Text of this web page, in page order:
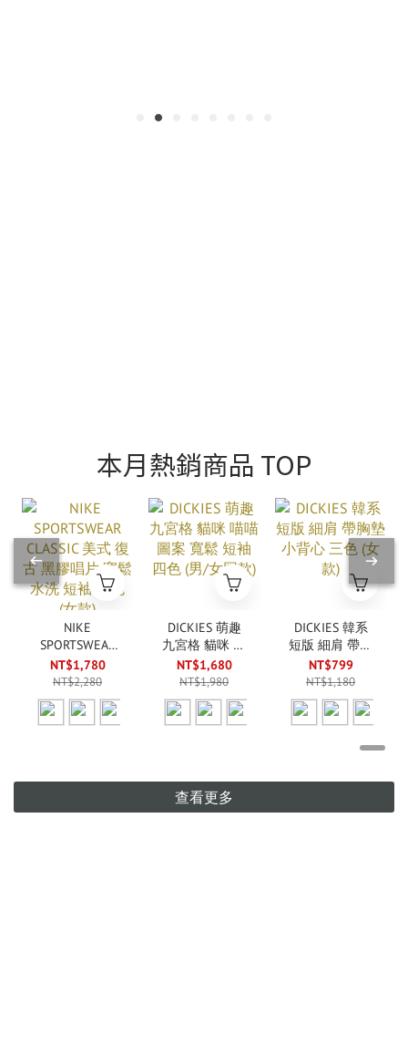
本月熱銷商品 TOP
NIKE
SPORTSWEAR
CLASSIC 美式
復古 黑膠唱片
寬鬆 水洗 短袖
三色(女款)
NT$1,780
NT$2,280
DICKIES 萌趣
九宮格 貓咪 喵
喵 圖案 寬鬆
短袖 四色 (男/
女同款)
NT$1,680
NT$1,980
DICKIES 韓系
短版 細肩 帶胸
墊 小背心 三色
(女款)
NT$799
NT$1,180
查看更多